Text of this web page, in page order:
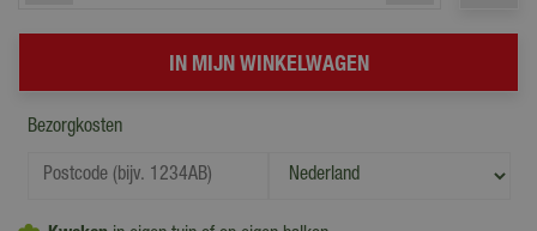
Bezorgkosten